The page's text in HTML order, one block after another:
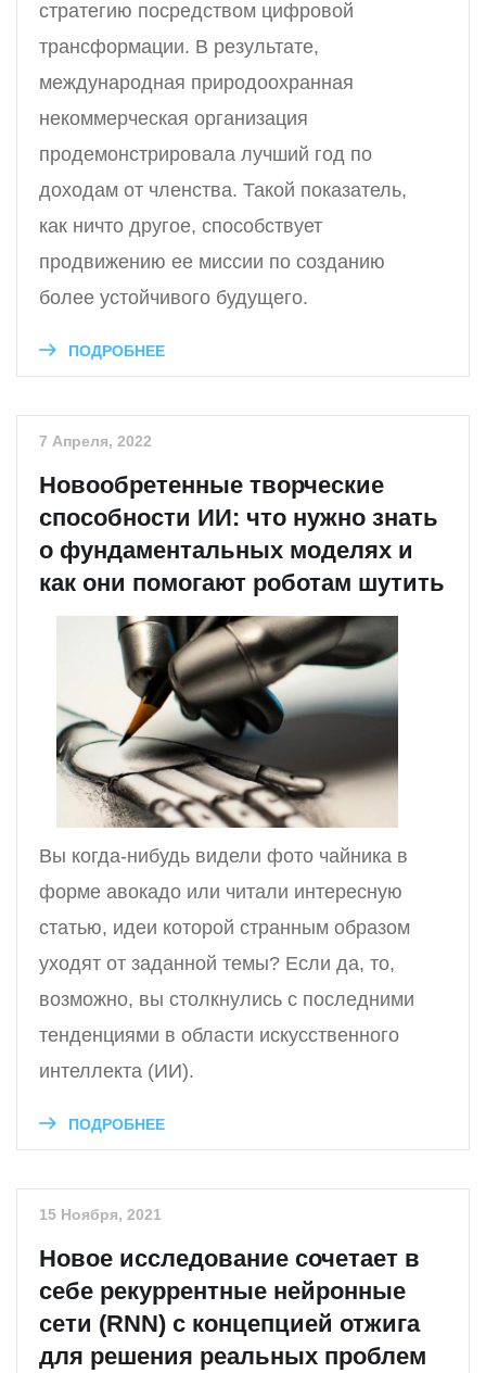
стратегию посредством цифровой
трансформации. В результате,
международная природоохранная
некоммерческая организация
продемонстрировала лучший год по
доходам от членства. Такой показатель,
как ничто другое, способствует
продвижению ее миссии по созданию
более устойчивого будущего.
ПОДРОБНЕЕ
7 Апреля, 2022
Новообретенные творческие
способности ИИ: что нужно знать
о фундаментальных моделях и
как они помогают роботам шутить
Вы когда-нибудь видели фото чайника в
форме авокадо или читали интересную
статью, идеи которой странным образом
уходят от заданной темы? Если да, то,
возможно, вы столкнулись с последними
тенденциями в области искусственного
интеллекта (ИИ).
ПОДРОБНЕЕ
15 Ноября, 2021
Новое исследование сочетает в
себе рекуррентные нейронные
сети (RNN) с концепцией отжига
для решения реальных проблем